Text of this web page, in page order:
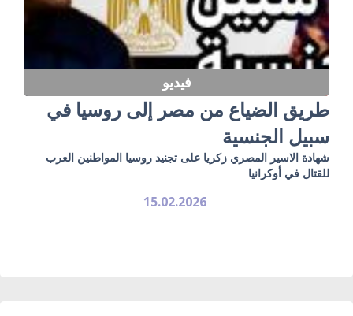
فيديو
طريق الضياع من مصر إلى روسيا في
سبيل الجنسية
شهادة الاسير المصري زكريا على تجنيد روسيا المواطنين العرب
للقتال في أوكرانيا
15.02.2026